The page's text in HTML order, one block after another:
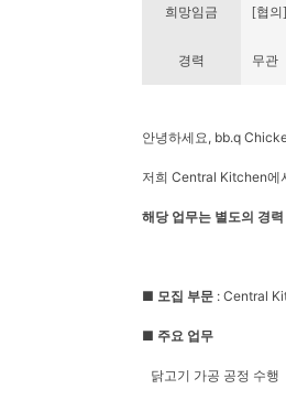
희망임금 [협의]
경력 무관
안녕하세요, bb.q
저희 Central Kitchen에
해당 업무는 별도의 경
■ 모집 부문 : Central
■ 주요 업무
닭고기 가공 공정 수행